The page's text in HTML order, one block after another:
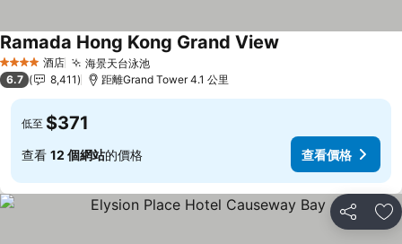
4 星級 酒店 海景天台泳池
Ramada Hong Kong Grand View
6.7 8,411 距離Grand Tower 4.1 公里
低至 $371
查看 12 個網站的價格 查看價格
分享 放